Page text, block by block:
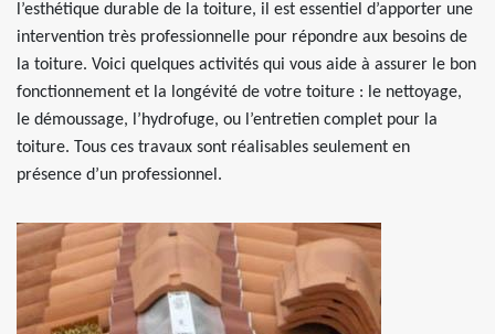
l’esthétique durable de la toiture, il est essentiel d’apporter une
intervention très professionnelle pour répondre aux besoins de
la toiture. Voici quelques activités qui vous aide à assurer le bon
fonctionnement et la longévité de votre toiture : le nettoyage,
le démoussage, l’hydrofuge, ou l’entretien complet pour la
toiture. Tous ces travaux sont réalisables seulement en
présence d’un professionnel.